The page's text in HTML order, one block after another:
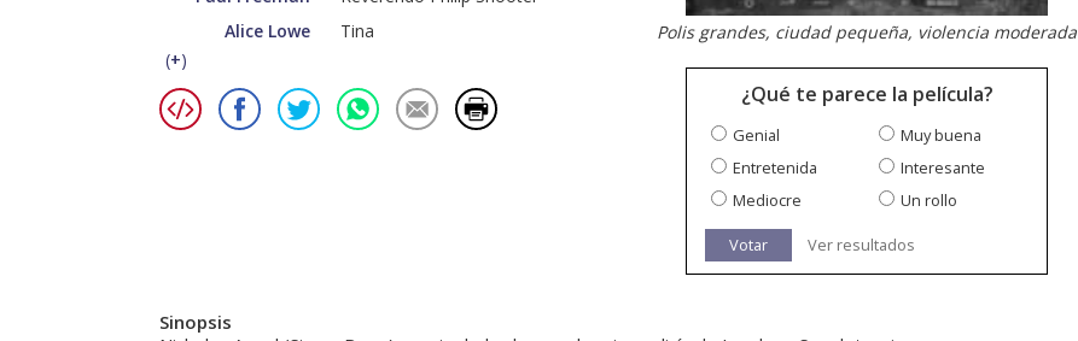
Alice Lowe
Tina
(+)
Polis grandes, ciudad pequeña, violencia moderada
¿Qué te parece la película?
Genial
Muy buena
Entretenida
Interesante
Mediocre
Un rollo
Votar Ver resultados
Sinopsis